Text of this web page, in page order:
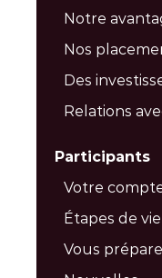
Notre
Nos
Des
Relations
Participants
Votre
Étapes de vie
Vous